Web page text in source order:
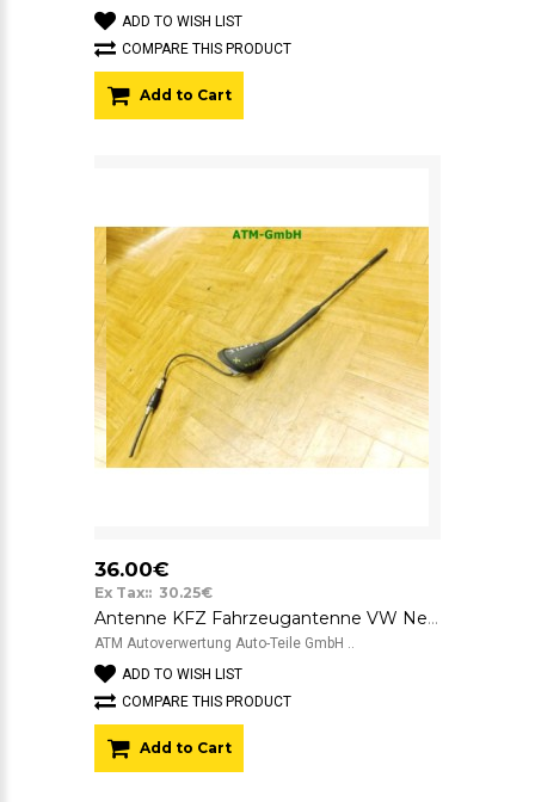
ADD TO WISH LIST
COMPARE THIS PRODUCT
Add to Cart
36.00€
Ex Tax:: 30.25€
Antenne KFZ Fahrzeugantenne VW New Beetle
ATM Autoverwertung Auto-Teile GmbH ..
ADD TO WISH LIST
COMPARE THIS PRODUCT
Add to Cart